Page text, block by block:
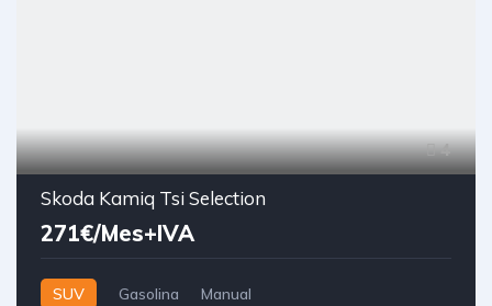
4
Skoda Kamiq Tsi Selection
271€/Mes+IVA
SUV Gasolina Manual